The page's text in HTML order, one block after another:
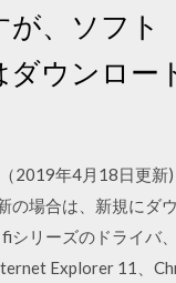
が、ソフト
ウンロー
2019年4月18日更
の場合は、新規にダ
シリーズのドライバ
Explorer 11、